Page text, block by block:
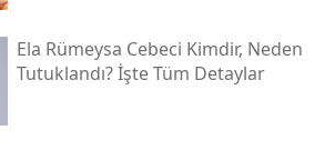
Ela Rümeysa Cebeci Kimdir, Neden
Tutuklandı? İşte Tüm Detaylar